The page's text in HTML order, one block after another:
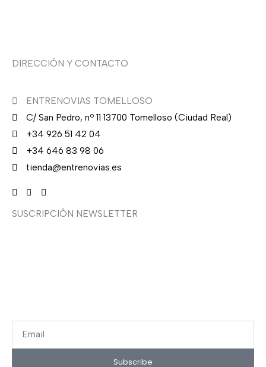
DIRECCIÓN Y CONTACTO
ENTRENOVIAS TOMELLOSO
C/ San Pedro, nº 11 13700 Tomelloso (Ciudad Real)
+34 926 51 42 04
+34 646 83 98 06
tienda@entrenovias.es
SUSCRIPCIÓN NEWSLETTER
Email
Subscribe